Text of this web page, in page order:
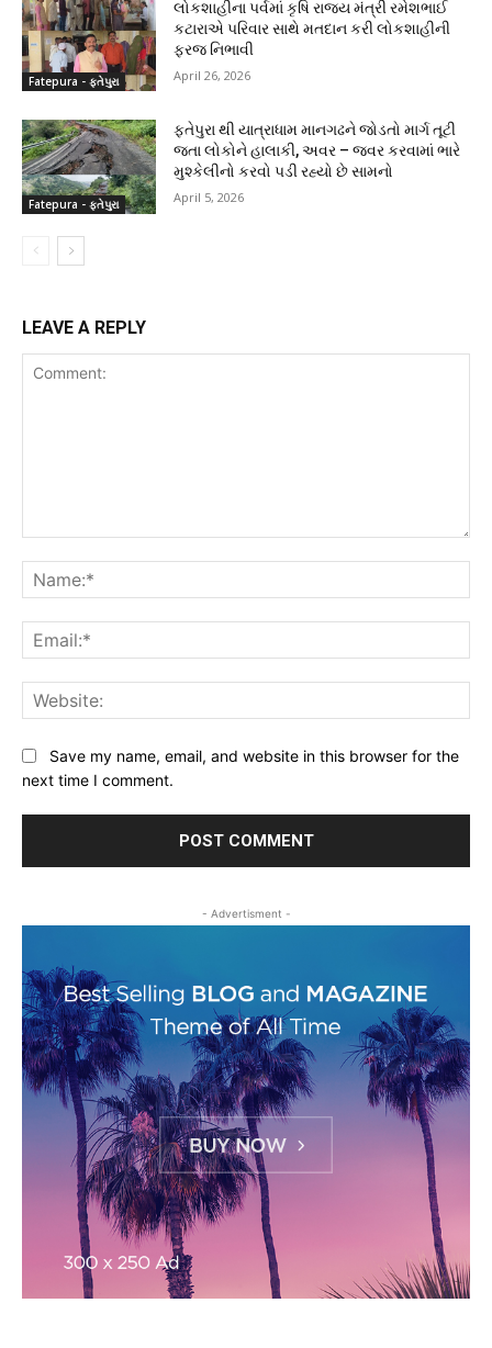
Fatepura - ફતેપુરા
લોકશાહીના પર્વમાં કૃષિ રાજ્ય મંત્રી રમેશભાઈ
કટારાએ પરિવાર સાથે મતદાન કરી લોકશાહીની
ફરજ નિભાવી
April 26, 2026
Fatepura - ફતેપુરા
ફતેપુરા થી યાત્રાધામ માનગઢને જોડતો માર્ગ તૂટી
જતા લોકોને હાલાકી, અવર – જવર કરવામાં ભારે
મુશ્કેલીનો કરવો પડી રહ્યો છે સામનો
April 5, 2026
LEAVE A REPLY
Save my name, email, and website in this browser for the
next time I comment.
- Advertisment -